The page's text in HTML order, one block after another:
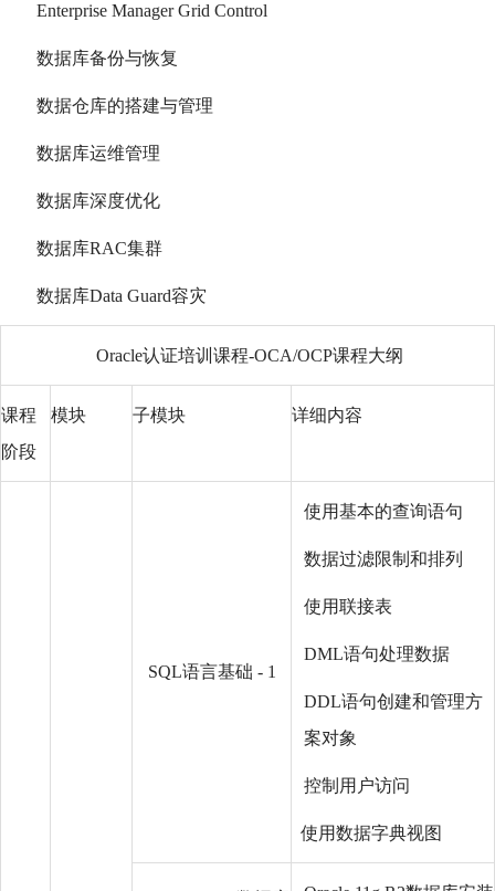
Enterprise Manager Grid Control
数据库备份与恢复
数据仓库的搭建与管理
数据库运维管理
数据库深度优化
数据库RAC集群
数据库Data Guard容灾
Oracle认证培训课程-OCA/OCP课程大纲
课程
阶段
模块 子模块 详细内容
SQL语言基础 - 1
使用基本的查询语句
数据过滤限制和排列
使用联接表
DML语句处理数据
DDL语句创建和管理方
案对象
控制用户访问
使用数据字典视图